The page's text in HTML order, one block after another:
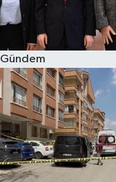
GündemBurç Yorumları
Çocuk
Eğitim
Hava Durumu